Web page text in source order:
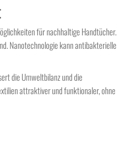
für nachhaltige Handtücher.
Nanotechnologie kann antibakterielle
die Umweltbilanz und die
attraktiver und funktionaler, ohne